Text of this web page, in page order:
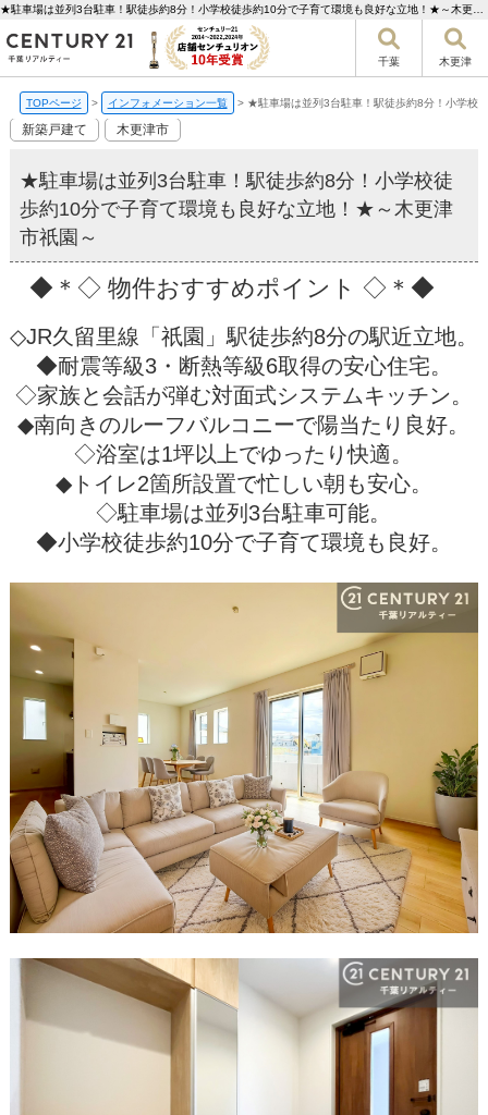
千葉 木更津
TOPページ > インフォメーション一覧 > ★駐車場は並列3台駐車！駅徒歩約8分！小学校
新築戸建て 木更津市
★駐車場は並列3台駐車！駅徒歩約8分！小学校徒
歩約10分で子育て環境も良好な立地！★～木更津
市祇園～
◆＊◇ 物件おすすめポイント ◇＊◆
◇JR久留里線「祇園」駅徒歩約8分の駅近立地。
◆耐震等級3・断熱等級6取得の安心住宅。
◇家族と会話が弾む対面式システムキッチン。
◆南向きのルーフバルコニーで陽当たり良好。
◇浴室は1坪以上でゆったり快適。
◆トイレ2箇所設置で忙しい朝も安心。
◇駐車場は並列3台駐車可能。
◆小学校徒歩約10分で子育て環境も良好。